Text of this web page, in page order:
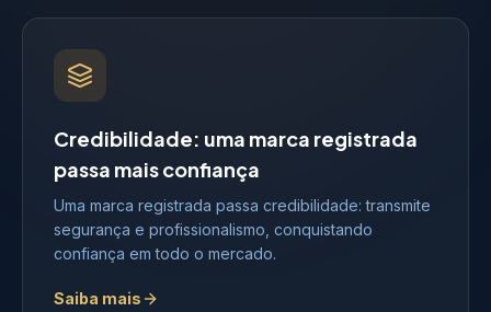
Credibilidade: uma marca registrada
passa mais confiança
Uma marca registrada passa credibilidade: transmite
segurança e profissionalismo, conquistando
confiança em todo o mercado.
Saiba mais